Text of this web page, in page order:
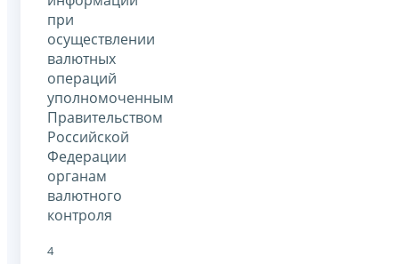
при
осуществлении
валютных
операций
уполномоченным
Правительством
Российской
Федерации
органам
валютного
контроля
4